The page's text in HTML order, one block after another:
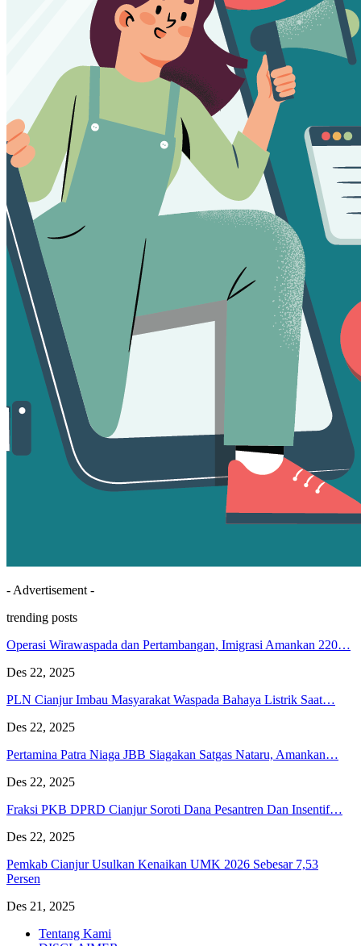
- Advertisement -
trending posts
Operasi Wirawaspada dan Pertambangan, Imigrasi Amankan 220…
Des 22, 2025
PLN Cianjur Imbau Masyarakat Waspada Bahaya Listrik Saat…
Des 22, 2025
Pertamina Patra Niaga JBB Siagakan Satgas Nataru, Amankan…
Des 22, 2025
Fraksi PKB DPRD Cianjur Soroti Dana Pesantren Dan Insentif…
Des 22, 2025
Pemkab Cianjur Usulkan Kenaikan UMK 2026 Sebesar 7,53
Persen
Des 21, 2025
Tentang Kami